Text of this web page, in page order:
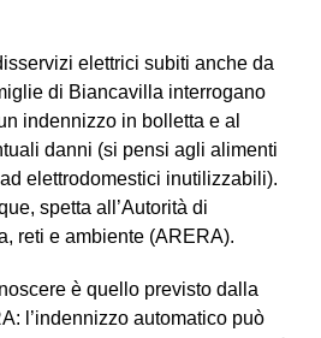
elettrici subiti anche da
di Biancavilla interrogano
indennizzo in bolletta e al
danni (si pensi agli alimenti
elettrodomestici inutilizzabili).
spetta all’Autorità di
reti e ambiente (ARERA).
è quello previsto dalla
l’indennizzo automatico può